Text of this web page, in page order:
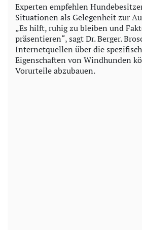
Experten empfehlen
Situationen als Gelegenheit zur
„Es hilft, ruhig zu bleiben und
präsentieren“, sagt Dr. Berger.
Internetquellen über die
Eigenschaften von Windhunden
Vorurteile abzubauen.